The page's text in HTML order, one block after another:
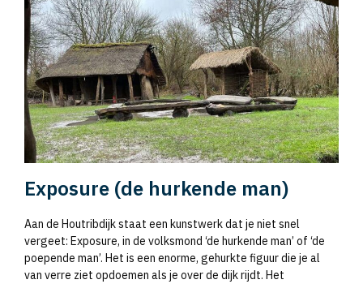
Exposure (de hurkende man)
Aan de Houtribdijk staat een kunstwerk dat je niet snel
vergeet: Exposure, in de volksmond ‘de hurkende man’ of ‘de
poepende man’. Het is een enorme, gehurkte figuur die je al
van verre ziet opdoemen als je over de dijk rijdt. Het